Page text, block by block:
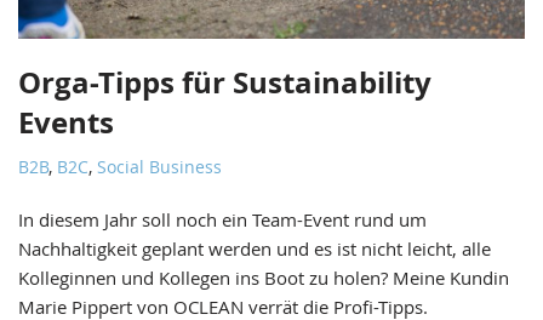
Orga-Tipps für Sustainability
Events
B2B, B2C, Social Business
In diesem Jahr soll noch ein Team-Event rund um
Nachhaltigkeit geplant werden und es ist nicht leicht, alle
Kolleginnen und Kollegen ins Boot zu holen? Meine Kundin
Marie Pippert von OCLEAN verrät die Profi-Tipps.